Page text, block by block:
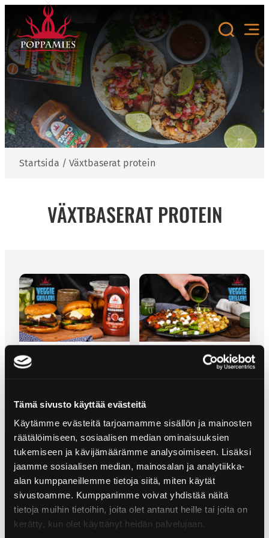
Tämä sivusto käyttää evästeitä
Käytämme evästeitä tarjoamamme sisällön ja mainosten
räätälöimiseen, sosiaalisen median ominaisuuksien
tukemiseen ja kävijämäärämme analysoimiseen. Lisäksi
jaamme sosiaalisen median, mainosalan ja analytiikka-
alan kumppaneillemme tietoja siitä, miten käytät
sivustoamme. Kumppanimme voivat yhdistää näitä
tietoja muihin tietoihin, joita olet antanut heille tai joita on
kerätty, kun olet käyttänyt heidän palvelujaan.
innehåll
Startsida / Växtbaserat protein
VÄXTBASERAT PROTEIN
CHILI & CHEESE PORTOBELLO
BURGER